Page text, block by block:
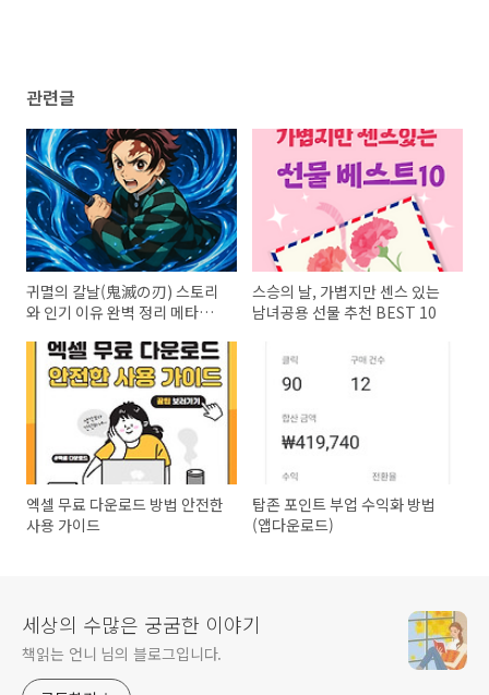
관련글
귀멸의 칼날(鬼滅の刃) 스토리
와 인기 이유 완벽 정리 메타디
스승의 날, 가볍지만 센스 있는
남녀공용 선물 추천 BEST 10
엑셀 무료 다운로드 방법 안전한
사용 가이드
탑존 포인트 부업 수익화 방법
(앱다운로드)
세상의 수많은 궁굼한 이야기
책읽는 언니 님의 블로그입니다.